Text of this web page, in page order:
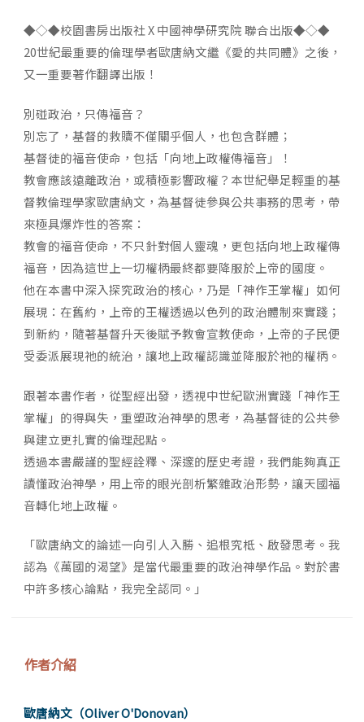
◆◇◆校園書房出版社 X 中國神學研究院 聯合出版◆◇◆
20世紀最重要的倫理學者歐唐納文繼《愛的共同體》之後，
又一重要著作翻譯出版！
別碰政治，只傳福音？
別忘了，基督的救贖不僅關乎個人，也包含群體；
基督徒的福音使命，包括「向地上政權傳福音」！
教會應該遠離政治，或積極影響政權？本世紀舉足輕重的基
督教倫理學家歐唐納文，為基督徒參與公共事務的思考，帶
來極具爆炸性的答案：
教會的福音使命，不只針對個人靈魂，更包括向地上政權傳
福音，因為這世上一切權柄最終都要降服於上帝的國度。
他在本書中深入探究政治的核心，乃是「神作王掌權」如何
展現：在舊約，上帝的王權透過以色列的政治體制來實踐；
到新約，隨著基督升天後賦予教會宣教使命，上帝的子民便
受委派展現祂的統治，讓地上政權認識並降服於祂的權柄。
跟著本書作者，從聖經出發，透視中世紀歐洲實踐「神作王
掌權」的得與失，重塑政治神學的思考，為基督徒的公共參
與建立更扎實的倫理起點。
透過本書嚴謹的聖經詮釋、深邃的歷史考證，我們能夠真正
讀懂政治神學，用上帝的眼光剖析繁雜政治形勢，讓天國福
音轉化地上政權。
「歐唐納文的論述一向引人入勝、追根究柢、啟發思考。我
認為《萬國的渴望》是當代最重要的政治神學作品。對於書
中許多核心論點，我完全認同。」
作者介紹
歐唐納文（Oliver O'Donovan）